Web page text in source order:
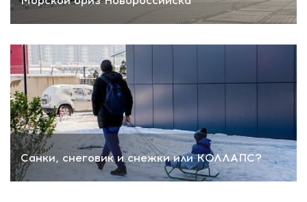
Санки, снеговик и снежки или КОЛЛАПС?